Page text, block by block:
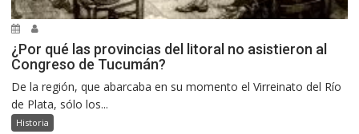
¿Por qué las provincias del litoral no asistieron al
Congreso de Tucumán?
De la región, que abarcaba en su momento el Virreinato del Río
de Plata, sólo los...
Historia